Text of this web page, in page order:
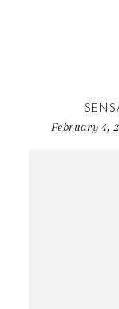
February 4,